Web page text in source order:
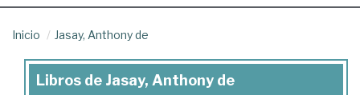
Inicio Jasay, Anthony de
Libros
Libros de Jasay, Anthony de